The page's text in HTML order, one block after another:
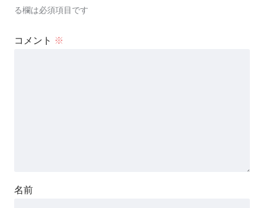
る欄は必須項目です
コメント ※
名前